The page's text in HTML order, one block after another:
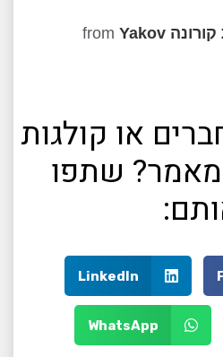
from Yakov
או קולגות
שתפו
LinkedIn
WhatsApp